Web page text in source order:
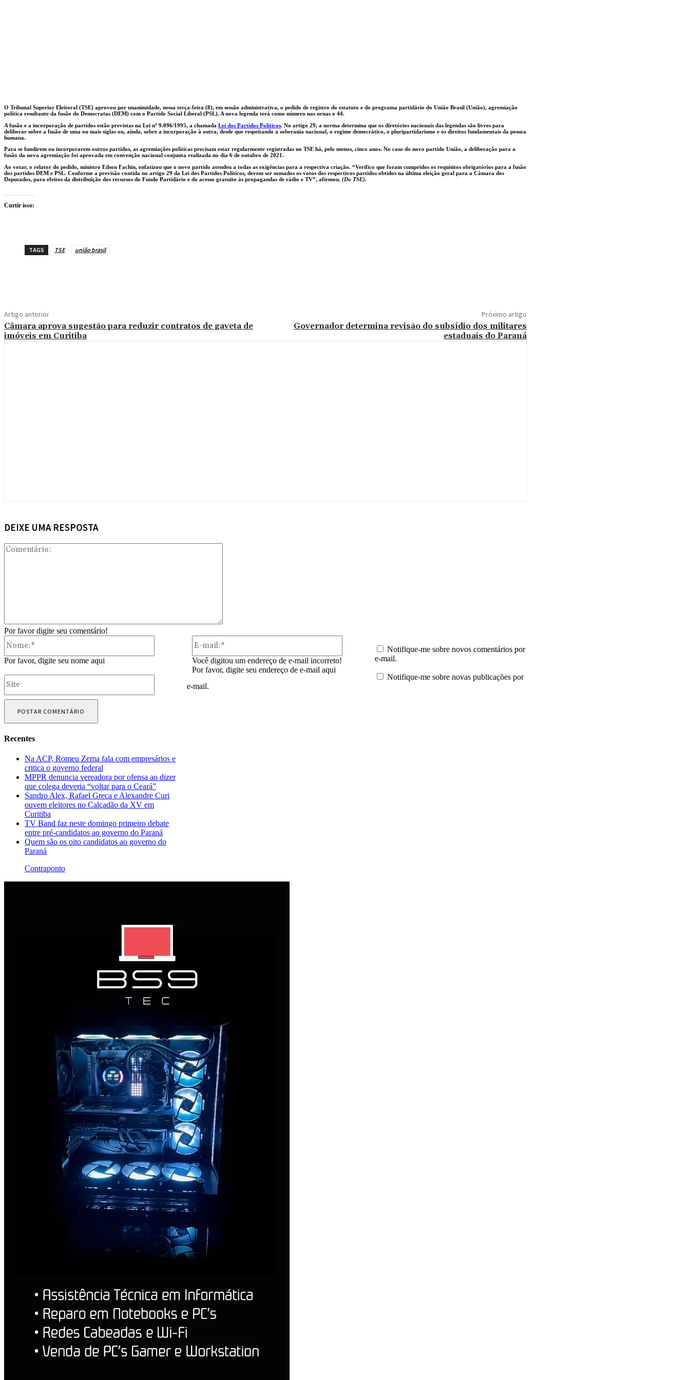
O Tribunal Superior Eleitoral (TSE) aprovou por unanimidade, nessa terça-feira (8), em sessão administrativa, o pedido de registro do estatuto e do programa partidário do União Brasil (União), agremiação
política resultante da fusão do Democratas (DEM) com o Partido Social Liberal (PSL). A nova legenda terá como número nas urnas o 44.
A fusão e a incorporação de partidos estão previstas na Lei nº 9.096/1995, a chamada Lei dos Partidos Políticos. No artigo 29, a norma determina que os diretórios nacionais das legendas são livres para
deliberar sobre a fusão de uma ou mais siglas ou, ainda, sobre a incorporação à outra, desde que respeitando a soberania nacional, o regime democrático, o pluripartidarismo e os direitos fundamentais da pessoa
humana.
Para se fundirem ou incorporarem outros partidos, as agremiações políticas precisam estar regularmente registradas no TSE há, pelo menos, cinco anos. No caso do novo partido União, a deliberação para a
fusão da nova agremiação foi aprovada em convenção nacional conjunta realizada no dia 6 de outubro de 2021.
Ao votar, o relator do pedido, ministro Edson Fachin, enfatizou que o novo partido atendeu a todas as exigências para a respectiva criação. “Verifico que foram cumpridos os requisitos obrigatórios para a fusão
dos partidos DEM e PSL. Conforme a previsão contida no artigo 29 da Lei dos Partidos Políticos, devem ser somados os votos dos respectivos partidos obtidos na última eleição geral para a Câmara dos
Deputados, para efeitos da distribuição dos recursos do Fundo Partidário e do acesso gratuito às propagandas de rádio e TV”, afirmou. (Do TSE).
Curtir isso:
TAGS TSE união brasil
Artigo anterior
Câmara aprova sugestão para reduzir contratos de gaveta de
imóveis em Curitiba
Próximo artigo
Governador determina revisão do subsídio dos militares
estaduais do Paraná
DEIXE UMA RESPOSTA
Por favor digite seu comentário!
Por favor, digite seu nome aqui
Você digitou um endereço de e-mail incorreto!
Por favor, digite seu endereço de e-mail aqui
Notifique-me sobre novos comentários por
e-mail.
Notifique-me sobre novas publicações por
e-mail.
Recentes
Na ACP, Romeu Zema fala com empresários e
critica o governo federal
MPPR denuncia vereadora por ofensa ao dizer
que colega deveria “voltar para o Ceará”
Sandro Alex, Rafael Greca e Alexandre Curi
ouvem eleitores no Calçadão da XV em
Curitiba
TV Band faz neste domingo primeiro debate
entre pré-candidatos ao governo do Paraná
Quem são os oito candidatos ao governo do
Paraná
Contraponto